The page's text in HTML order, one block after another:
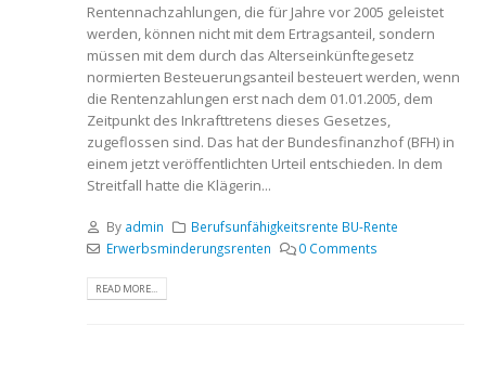
Rentennachzahlungen, die für Jahre vor 2005 geleistet
werden, können nicht mit dem Ertragsanteil, sondern
müssen mit dem durch das Alterseinkünftegesetz
normierten Besteuerungsanteil besteuert werden, wenn
die Rentenzahlungen erst nach dem 01.01.2005, dem
Zeitpunkt des Inkrafttretens dieses Gesetzes,
zugeflossen sind. Das hat der Bundesfinanzhof (BFH) in
einem jetzt veröffentlichten Urteil entschieden. In dem
Streitfall hatte die Klägerin...
By admin
Berufsunfähigkeitsrente BU-Rente
Erwerbsminderungsrenten
0 Comments
READ MORE...